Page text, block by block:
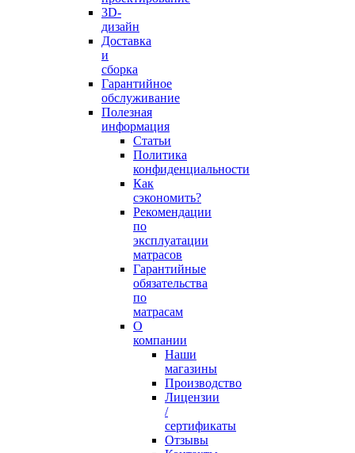
3D-
дизайн
Доставка
и
сборка
Гарантийное
обслуживание
Полезная
информация
Статьи
Политика
конфиденциальности
Как
сэкономить?
Рекомендации
по
эксплуатации
матрасов
Гарантийные
обязательства
по
матрасам
О
компании
Наши
магазины
Производство
Лицензии
/
сертификаты
Отзывы